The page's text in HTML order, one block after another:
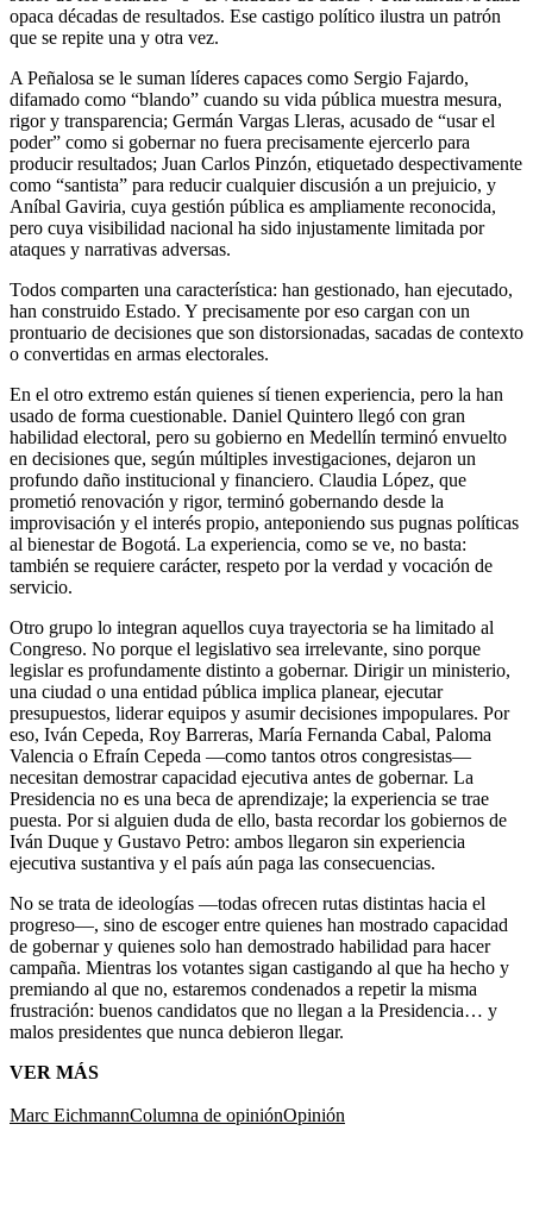
opaca décadas de resultados. Ese castigo político ilustra un patrón
que se repite una y otra vez.
A Peñalosa se le suman líderes capaces como Sergio Fajardo,
difamado como “blando” cuando su vida pública muestra mesura,
rigor y transparencia; Germán Vargas Lleras, acusado de “usar el
poder” como si gobernar no fuera precisamente ejercerlo para
producir resultados; Juan Carlos Pinzón, etiquetado despectivamente
como “santista” para reducir cualquier discusión a un prejuicio, y
Aníbal Gaviria, cuya gestión pública es ampliamente reconocida,
pero cuya visibilidad nacional ha sido injustamente limitada por
ataques y narrativas adversas.
Todos comparten una característica: han gestionado, han ejecutado,
han construido Estado. Y precisamente por eso cargan con un
prontuario de decisiones que son distorsionadas, sacadas de contexto
o convertidas en armas electorales.
En el otro extremo están quienes sí tienen experiencia, pero la han
usado de forma cuestionable. Daniel Quintero llegó con gran
habilidad electoral, pero su gobierno en Medellín terminó envuelto
en decisiones que, según múltiples investigaciones, dejaron un
profundo daño institucional y financiero. Claudia López, que
prometió renovación y rigor, terminó gobernando desde la
improvisación y el interés propio, anteponiendo sus pugnas políticas
al bienestar de Bogotá. La experiencia, como se ve, no basta:
también se requiere carácter, respeto por la verdad y vocación de
servicio.
Otro grupo lo integran aquellos cuya trayectoria se ha limitado al
Congreso. No porque el legislativo sea irrelevante, sino porque
legislar es profundamente distinto a gobernar. Dirigir un ministerio,
una ciudad o una entidad pública implica planear, ejecutar
presupuestos, liderar equipos y asumir decisiones impopulares. Por
eso, Iván Cepeda, Roy Barreras, María Fernanda Cabal, Paloma
Valencia o Efraín Cepeda —como tantos otros congresistas—
necesitan demostrar capacidad ejecutiva antes de gobernar. La
Presidencia no es una beca de aprendizaje; la experiencia se trae
puesta. Por si alguien duda de ello, basta recordar los gobiernos de
Iván Duque y Gustavo Petro: ambos llegaron sin experiencia
ejecutiva sustantiva y el país aún paga las consecuencias.
No se trata de ideologías —todas ofrecen rutas distintas hacia el
progreso—, sino de escoger entre quienes han mostrado capacidad
de gobernar y quienes solo han demostrado habilidad para hacer
campaña. Mientras los votantes sigan castigando al que ha hecho y
premiando al que no, estaremos condenados a repetir la misma
frustración: buenos candidatos que no llegan a la Presidencia… y
malos presidentes que nunca debieron llegar.
VER MÁS
Marc EichmannColumna de opiniónOpinión